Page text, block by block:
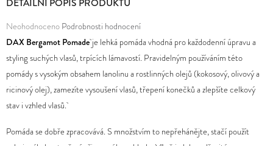
Průměrné
hodnocení
produktu
je
0,0
z
hvězdiček.
Neohodnoceno Podrobnosti hodnocení
DAX Bergamot Pomadeje lehká pomáda vhodná pro každodenní úpravu a
styling suchých vlasů, trpících lámavostí. Pravidelným používáním této
pomády s vysokým obsahem lanolinu a rostlinných olejů (kokosový, olivový a
ricinový olej), zamezíte vysoušení vlasů, třepení konečků a zlepšíte celkový
stav i vzhled vlasů.
Pomáda se dobře zpracovává. S množstvím to nepřehánějte, stačí použít
D
O
P
O
R
U
Č
U